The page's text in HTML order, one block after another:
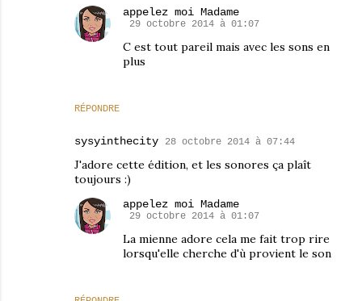
RÉPONDRE
appelez moi Madame
29 octobre 2014 à 01:07
C est tout pareil mais avec les sons en
plus
sysyinthecity 28 octobre 2014 à 07:44
J'adore cette édition, et les sonores ça plaît
toujours :)
appelez moi Madame
29 octobre 2014 à 01:07
La mienne adore cela me fait trop rire
lorsqu'elle cherche d'ù provient le son